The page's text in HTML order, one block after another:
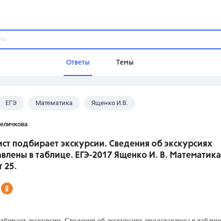
Ответы Темы
Домашнее задание
Школа
ЕГЭ Математика Ященко И.В.
подбирает экскурсии. Сведения об экскурсиях
в таблице. ЕГЭ-2017 Ященко И. В.
25.